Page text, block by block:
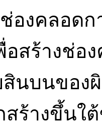
องคลอด
พื่อสร้างช่
สินบนของ
สร้างขึ้นใ